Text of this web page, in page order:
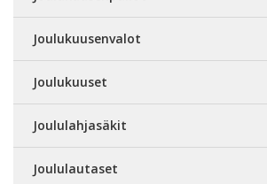
Joulukuusenvalot
Joulukuuset
Joululahjasäkit
Joululautaset